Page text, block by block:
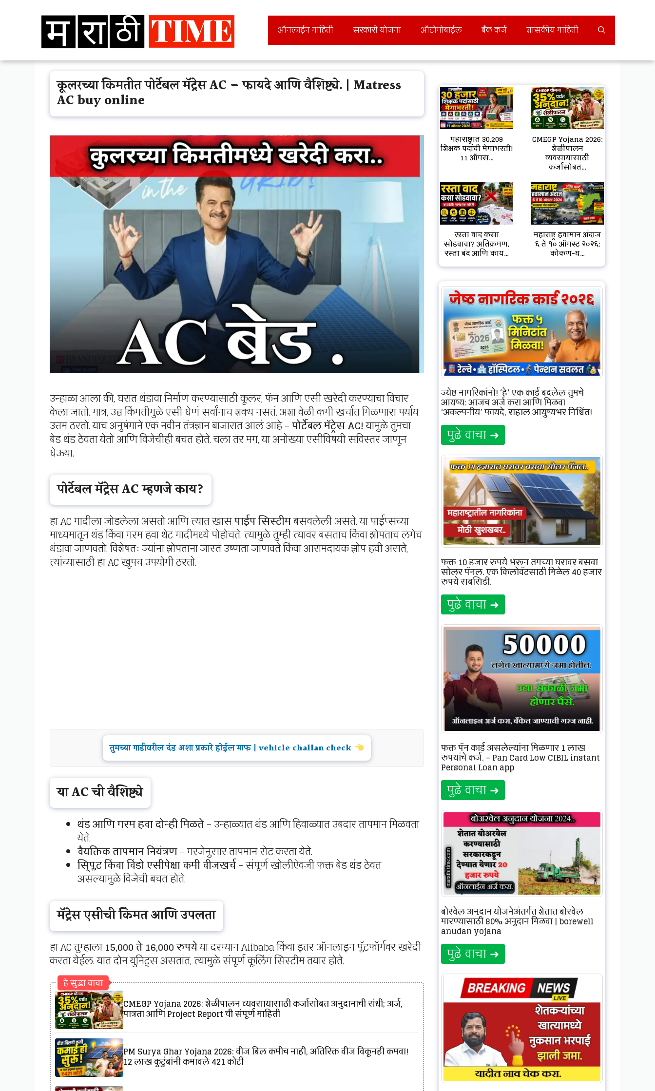
ऑनलाईन माहिती सरकारी योजना ऑटोमोबाईल बँक कर्ज शासकीय माहिती
कूलरच्या किमतीत पोर्टेबल मॅट्रेस AC – फायदे आणि वैशिष्ट्ये. | Matress
AC buy online
उन्हाळा आला की, घरात थंडावा निर्माण करण्यासाठी कूलर, फॅन आणि एसी खरेदी करण्याचा विचार
केला जातो. मात्र, उच्च किंमतीमुळे एसी घेणं सर्वांनाच शक्य नसतं. अशा वेळी कमी खर्चात मिळणारा पर्याय
उत्तम ठरतो. याच अनुषंगाने एक नवीन तंत्रज्ञान बाजारात आलं आहे –पोर्टेबल मॅट्रेस AC!यामुळे तुमचा
बेड थंड ठेवता येतो आणि विजेचीही बचत होते. चला तर मग, या अनोख्या एसीविषयी सविस्तर जाणून
घेऊया.
पोर्टेबल मॅट्रेस AC म्हणजे काय?
हा AC गादीला जोडलेला असतो आणि त्यात खासपाईप सिस्टीमबसवलेली असते. या पाईप्सच्या
माध्यमातून थंड किंवा गरम हवा थेट गादीमध्ये पोहोचते. त्यामुळे तुम्ही त्यावर बसताच किंवा झोपताच लगेच
थंडावा जाणवतो. विशेषतः ज्यांना झोपताना जास्त उष्णता जाणवते किंवा आरामदायक झोप हवी असते,
त्यांच्यासाठी हा AC खूपच उपयोगी ठरतो.
तुमच्या गाडीवरील दंड अशा प्रकारे होईल माफ | vehicle challan check
या AC ची वैशिष्ट्ये
थंड आणि गरम हवा दोन्ही मिळते– उन्हाळ्यात थंड आणि हिवाळ्यात उबदार तापमान मिळवता
येते.
वैयक्तिक तापमान नियंत्रण– गरजेनुसार तापमान सेट करता येते.
स्प्लिट किंवा विंडो एसीपेक्षा कमी वीजखर्च– संपूर्ण खोलीऐवजी फक्त बेड थंड ठेवत
असल्यामुळे विजेची बचत होते.
मॅट्रेस एसीची किंमत आणि उपलब्धता
हा AC तुम्हाला15,000 ते 16,000 रुपयेया दरम्यान Alibaba किंवा इतर ऑनलाइन प्लॅटफॉर्मवर खरेदी
करता येईल. यात दोन युनिट्स असतात, त्यामुळे संपूर्ण कूलिंग सिस्टीम तयार होते.
हे सुद्धा वाचा
CMEGP Yojana 2026: शेळीपालन व्यवसायासाठी कर्जासोबत अनुदानाची संधी; अर्ज,
पात्रता आणि Project Report ची संपूर्ण माहिती
PM Surya Ghar Yojana 2026: वीज बिल कमीच नाही, अतिरिक्त वीज विकूनही कमवा!
12 लाख कुटुंबांनी कमावले ₹421 कोटी
महाराष्ट्रात 30,209
शिक्षक पदांची मेगाभरती!
11 ऑगस...
CMEGP Yojana 2026:
शेळीपालन
व्यवसायासाठी
कर्जासोबत...
रस्ता वाद कसा
सोडवावा? अतिक्रमण,
रस्ता बंद आणि काय...
महाराष्ट्र हवामान अंदाज
६ ते १० ऑगस्ट २०२६:
कोकण-घ...
ज्येष्ठ नागरिकांनो! ‘हे’ एक कार्ड बदलेल तुमचे
आयुष्य: आजच अर्ज करा आणि मिळवा
‘अकल्पनीय’ फायदे, राहाल आयुष्यभर निश्चिंत!
पुढे वाचा ➜
फक्त 10 हजार रुपये भरून तुमच्या घरावर बसवा
सोलर पॅनल, एक किलोवॅटसाठी मिळेल 40 हजार
रुपये सबसिडी.
पुढे वाचा ➜
फक्त पॅन कार्ड असलेल्यांना मिळणार 1 लाख
रुपयांचे कर्ज, – Pan Card Low CIBIL instant
Personal Loan app
पुढे वाचा ➜
बोरवेल अनुदान योजनेअंतर्गत शेतात बोरवेल
मारण्यासाठी 80% अनुदान मिळवा | borewell
anudan yojana
पुढे वाचा ➜